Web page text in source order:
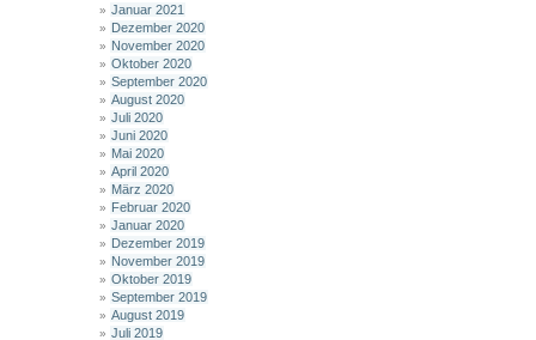
Januar 2021
Dezember 2020
November 2020
Oktober 2020
September 2020
August 2020
Juli 2020
Juni 2020
Mai 2020
April 2020
März 2020
Februar 2020
Januar 2020
Dezember 2019
November 2019
Oktober 2019
September 2019
August 2019
Juli 2019